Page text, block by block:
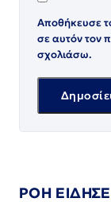
Αποθήκευσε
σε αυτόν τον
σχολιάσω.
ΡΟΗ